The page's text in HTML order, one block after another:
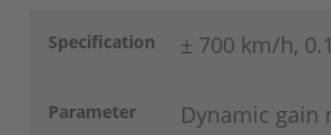
Specification ± 700 km/h,
Parameter Dynamic gain